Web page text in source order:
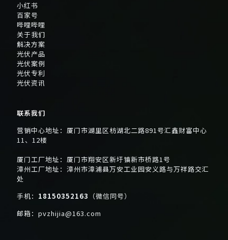
小红书
百家号
哔哩哔哩
关于我们
解决方案
光伏产品
光伏案例
光伏专利
光伏资讯
联系我们
营销中心地址：厦门市湖里区枋湖北二路891号汇鑫财富中心
11、12楼
厦门工厂地址：厦门市翔安区新圩镇新市桥路1号
漳州工厂地址：漳州市漳浦县万安工业园安义路与万祥路交汇
处
手机： 18150352163 （微信同号）
邮箱： pvzhijia@163.com